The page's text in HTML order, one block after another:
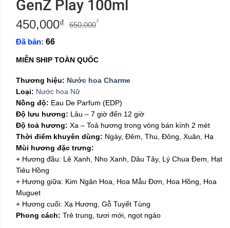
GenZ Play 100ml
650,000₫
450,000₫
Đã bán: 66
MIỄN SHIP TOÀN QUỐC
Thương hiệu: Nước hoa Charme
Loại: Nước hoa Nữ
Nồng độ: Eau De Parfum (EDP)
Độ lưu hương: Lâu – 7 giờ đến 12 giờ
Độ toả hương: Xa – Toả hương trong vòng bán kính 2 mét
Thời điểm khuyên dùng: Ngày, Đêm, Thu, Đông, Xuân, Hạ
Mùi hương đặc trưng:
+ Hương đầu: Lê Xanh, Nho Xanh, Dâu Tây, Lý Chua Đem, Hạt
Tiêu Hồng
+ Hương giữa: Kim Ngân Hoa, Hoa Mẫu Đơn, Hoa Hồng, Hoa
Muguet
+ Hương cuối: Xạ Hương, Gỗ Tuyết Tùng
Phong cách: Trẻ trung, tươi mới, ngọt ngào